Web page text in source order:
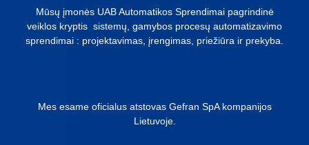
Mūsų įmonės UAB Automatikos Sprendimai pagrindinė
veiklos kryptis sistemų, gamybos procesų automatizavimo
sprendimai : projektavimas, įrengimas, priežiūra ir prekyba.
Mes esame oficialus atstovas Gefran SpA kompanijos
Lietuvoje.